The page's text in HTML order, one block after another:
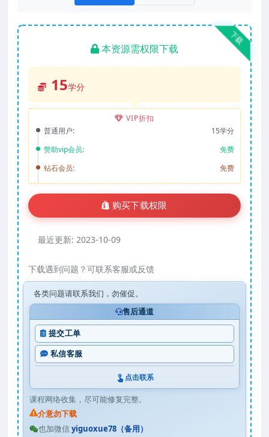
下载
本资源需权限下载
15学分
VIP折扣
普通用户:
15学分
赞助vip会员:
免费
钻石会员:
免费
购买下载权限
最近更新: 2023-10-09
下载遇到问题？可联系客服或反馈
各类问题请联系我们，勿催促。
售后通道
提交工单
私信客服
点击联系
课程网络收集，尽可能修复完整。
介意勿下载
也加微信yiguoxue78（备用）